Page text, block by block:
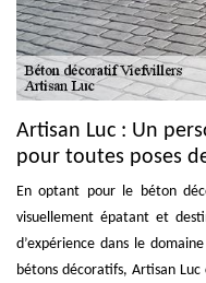
Artisan Luc : Un
pour toutes poses
En optant pour le béton
visuellement épatant et
d’expérience dans le
bétons décoratifs, Artisan